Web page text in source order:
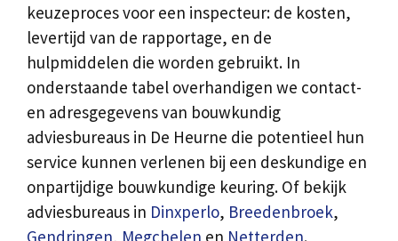
keuzeproces voor een inspecteur: de kosten,
levertijd van de rapportage, en de
hulpmiddelen die worden gebruikt. In
onderstaande tabel overhandigen we contact-
en adresgegevens van bouwkundig
adviesbureaus in De Heurne die potentieel hun
service kunnen verlenen bij een deskundige en
onpartijdige bouwkundige keuring. Of bekijk
adviesbureaus in Dinxperlo, Breedenbroek,